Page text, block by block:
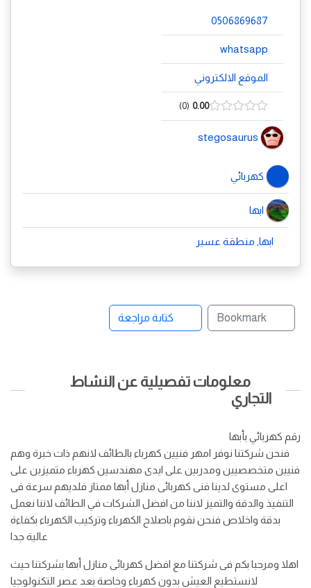
0506869687
whatsapp
الموقع الالكتروني
0.00
0
stegosaurus
كهربائي
ابها
ابها, منطقة عسير
Bookmark كتابة مراجعة
معلومات تفصيلية عن النشاط
التجاري
رقم كهربائي بأبها
فنحن شركتنا نوفر امهر فنيين كهرباء بالطائف لانهم ذات خبرة وهم
فنيين متخصصيين ومدربين على ايدى مهندسين كهرباء متميزين على
اعلى مستوى لدينا فنى كهربائى منازل أبها ممتاز فلديهم سرعة فى
التنفيذ والدقة والتميز لاننا من افضل الشركات في الطائف لاننا نعمل
بدقة واخلاص فنحن نقوم باصلاح الكهرباء وتركيب الكهرباء بكفاءة
عالية جدا
اهلا ومرحبا بكم فى شركتنا مع افضل كهربائى منازل أبها بشركتنا حيث
لانستطيع العيش بدون كهرباء وخاصة بعد عصر التكنولوجيا